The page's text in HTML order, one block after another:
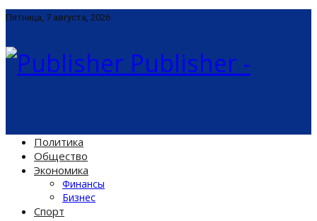
Пятница, 7 августа, 2026
Publisher -
Политика
Общество
Экономика
Финансы
Бизнес
Спорт